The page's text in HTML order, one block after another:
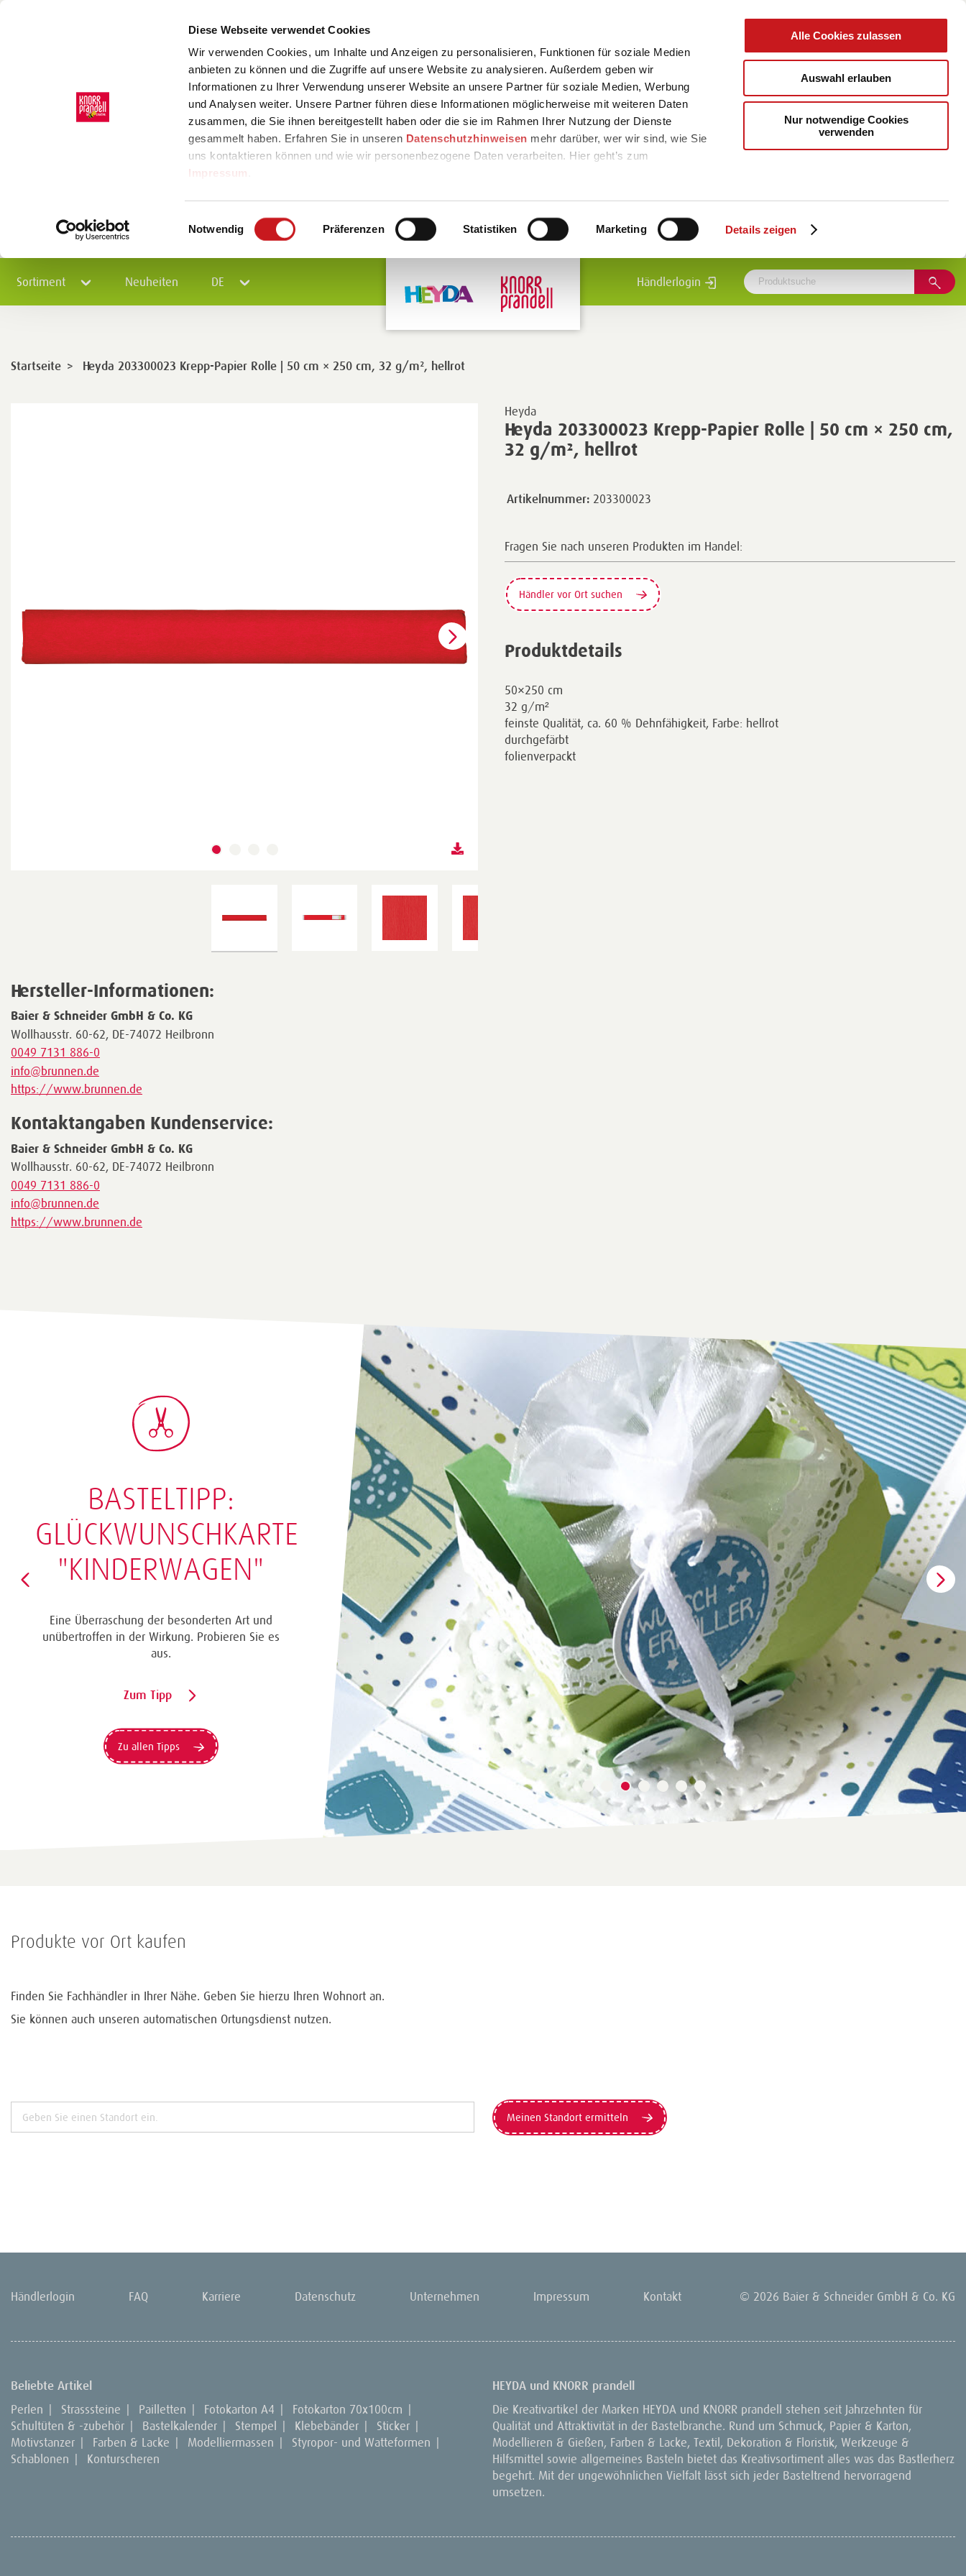
Diese Webseite verwendet Cookies
Wir verwenden Cookies, um Inhalte und Anzeigen zu personalisieren, Funktionen für soziale Medien
anbieten zu können und die Zugriffe auf unsere Website zu analysieren. Außerdem geben wir
Informationen zu Ihrer Verwendung unserer Website an unsere Partner für soziale Medien, Werbung
und Analysen weiter. Unsere Partner führen diese Informationen möglicherweise mit weiteren Daten
zusammen, die Sie ihnen bereitgestellt haben oder die sie im Rahmen Ihrer Nutzung der Dienste
gesammelt haben. Erfahren Sie in unseren Datenschutzhinweisen mehr darüber, wer wir sind, wie Sie
uns kontaktieren können und wie wir personenbezogene Daten verarbeiten. Hier geht’s zum
Impressum
Einwilligungsauswahl
Notwendig Präferenzen Statistiken Marketing Details zeigen
Alle Cookies zulassen
Auswahl erlauben
Nur notwendige Cookies
verwenden
Sortiment Neuheiten DE Händlerlogin
Heyda
Heyda 203300023 Krepp-Papier Rolle | 50 cm × 250 cm,
32 g/m², hellrot
Startseite > Heyda 203300023 Krepp-Papier Rolle | 50 cm × 250 cm, 32 g/m², hellrot
Artikelnummer: 203300023
Fragen Sie nach unseren Produkten im Handel:
Händler vor Ort suchen
Produktdetails
50×250 cm
32 g/m²
feinste Qualität, ca. 60 % Dehnfähigkeit, Farbe: hellrot
durchgefärbt
folienverpackt
Hersteller-Informationen:
Baier & Schneider GmbH & Co. KG
Wollhausstr. 60-62, DE-74072 Heilbronn
0049 7131 886-0
info@brunnen.de
https://www.brunnen.de
Kontaktangaben Kundenservice:
Baier & Schneider GmbH & Co. KG
Wollhausstr. 60-62, DE-74072 Heilbronn
0049 7131 886-0
info@brunnen.de
https://www.brunnen.de
BASTELTIPP:
GLÜCKWUNSCHKARTE
"KINDERWAGEN"
Eine Überraschung der besonderten Art und
unübertroffen in der Wirkung. Probieren Sie es
aus.
Zum Tipp
Zu allen Tipps
Produkte vor Ort kaufen
Finden Sie Fachhändler in Ihrer Nähe. Geben Sie hierzu Ihren Wohnort an.
Sie können auch unseren automatischen Ortungsdienst nutzen.
Meinen Standort ermitteln
Händlerlogin FAQ Karriere Datenschutz Unternehmen Impressum Kontakt © 2026 Baier & Schneider GmbH & Co. KG
Beliebte Artikel
Perlen Strasssteine Pailletten Fotokarton A4 Fotokarton 70x100cm
Schultüten & -zubehör
Bastelkalender Stempel Klebebänder Sticker
Motivstanzer
Farben & Lacke Modelliermassen Styropor- und Watteformen
Schablonen
Konturscheren
HEYDA und KNORR prandell
Die Kreativartikel der Marken HEYDA und KNORR prandell stehen seit Jahrzehnten für
Qualität und Attraktivität in der Bastelbranche. Rund um Schmuck, Papier & Karton,
Modellieren & Gießen, Farben & Lacke, Textil, Dekoration & Floristik, Werkzeuge &
Hilfsmittel sowie allgemeines Basteln bietet das Kreativsortiment alles was das Bastlerherz
begehrt. Mit der ungewöhnlichen Vielfalt lässt sich jeder Basteltrend hervorragend
umsetzen.